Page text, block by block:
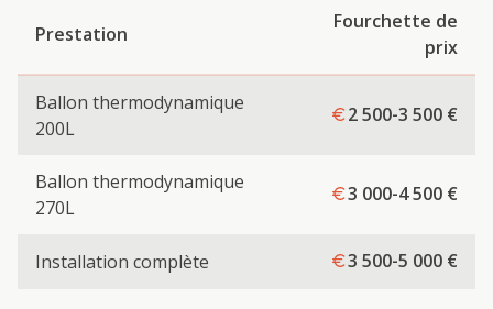
Prestation
Fourchette de
prix
Ballon thermodynamique
200L
2 500-3 500 €
Ballon thermodynamique
270L
3 000-4 500 €
Installation complète 3 500-5 000 €